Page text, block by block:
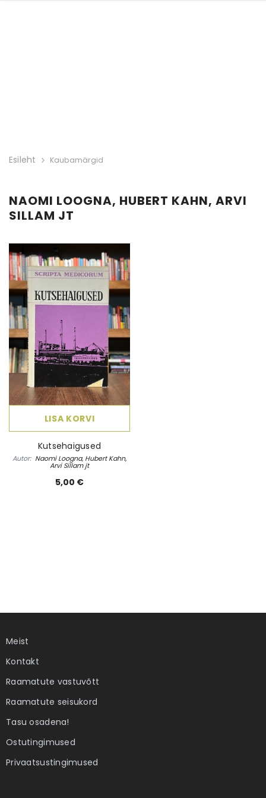
Esileht Kaubamärgid
NAOMI LOOGNA, HUBERT KAHN, ARVI
SILLAM JT
LISA KORVI
Kutsehaigused
Autor: Naomi Loogna, Hubert Kahn,
Arvi Sillam jt
5,00 €
Meist
Kontakt
Raamatute vastuvõtt
Raamatute seisukord
Tasu osadena!
Ostutingimused
Privaatsustingimused
Ebatäiuslik minevik
Autor: Joan Collins
4,00 €